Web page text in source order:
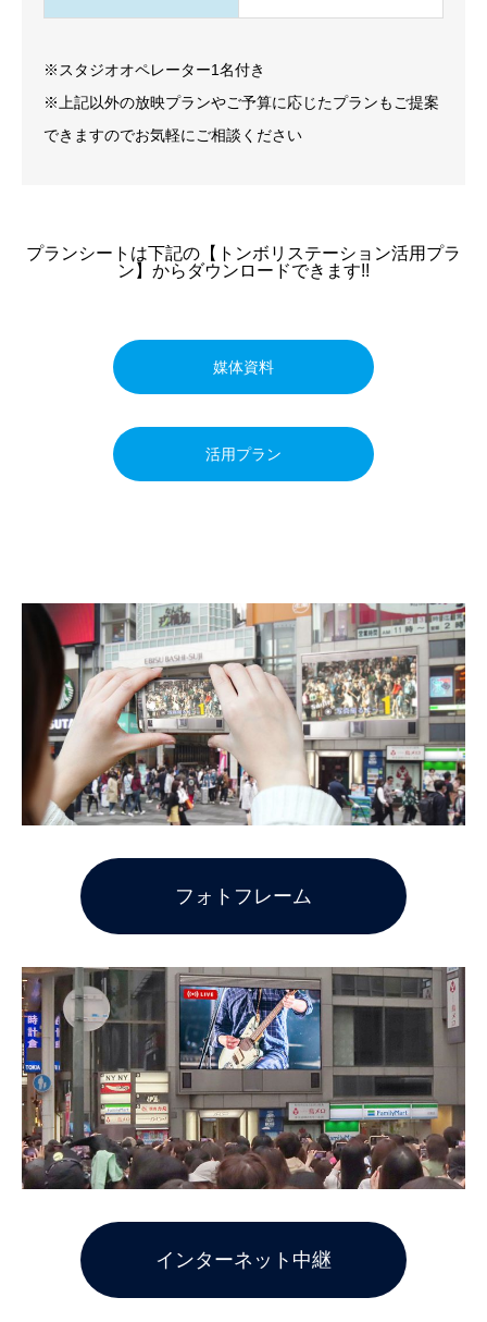
※スタジオオペレーター1名付き
※上記以外の放映プランやご予算に応じたプランもご提案
できますのでお気軽にご相談ください
プランシートは下記の【トンボリステーション活用プラ
ン】からダウンロードできます!!
媒体資料
活用プラン
フォトフレーム
インターネット中継